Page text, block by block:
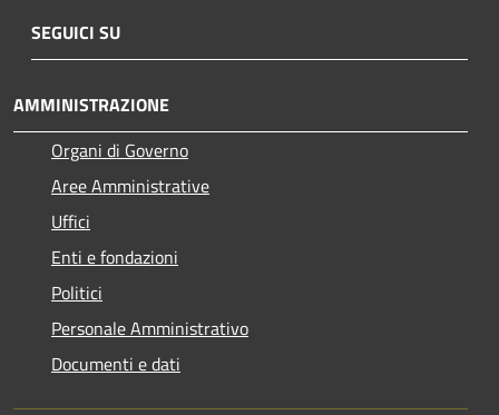
SEGUICI SU
AMMINISTRAZIONE
Organi di Governo
Aree Amministrative
Uffici
Enti e fondazioni
Politici
Personale Amministrativo
Documenti e dati